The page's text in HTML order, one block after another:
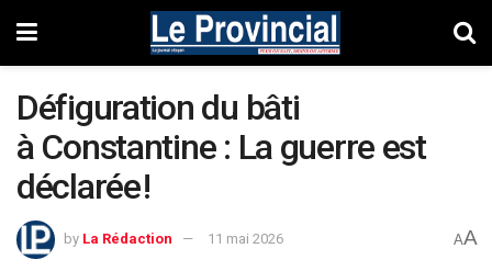
Défiguration du bâti
à Constantine : La guerre est
déclarée !
by La Rédaction 11 mai 2026 AA